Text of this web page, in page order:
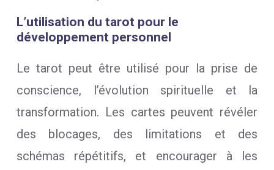
L’utilisation du tarot pour le
développement personnel
Le tarot peut être utilisé pour la prise de
conscience, l’évolution spirituelle et la
transformation. Les cartes peuvent révéler
des blocages, des limitations et des
schémas répétitifs, et encourager à les